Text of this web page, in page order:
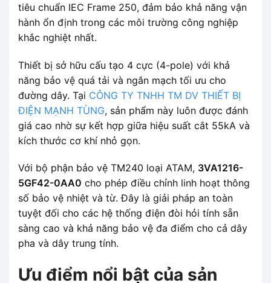
tiêu chuẩn IEC Frame 250, đảm bảo khả năng vận
hành ổn định trong các môi trường công nghiệp
khắc nghiệt nhất.
Thiết bị sở hữu cấu tạo 4 cực (4-pole) với khả
năng bảo vệ quá tải và ngắn mạch tối ưu cho
đường dây. Tại CÔNG TY TNHH TM DV THIẾT BỊ
ĐIỆN MẠNH TÙNG, sản phẩm này luôn được đánh
giá cao nhờ sự kết hợp giữa hiệu suất cắt 55kA và
kích thước cơ khí nhỏ gọn.
Với bộ phận bảo vệ TM240 loại ATAM, 3VA1216-
5GF42-0AA0 cho phép điều chỉnh linh hoạt thông
số bảo vệ nhiệt và từ. Đây là giải pháp an toàn
tuyệt đối cho các hệ thống điện đòi hỏi tính sẵn
sàng cao và khả năng bảo vệ đa điểm cho cả dây
pha và dây trung tính.
Ưu điểm nổi bật của sản